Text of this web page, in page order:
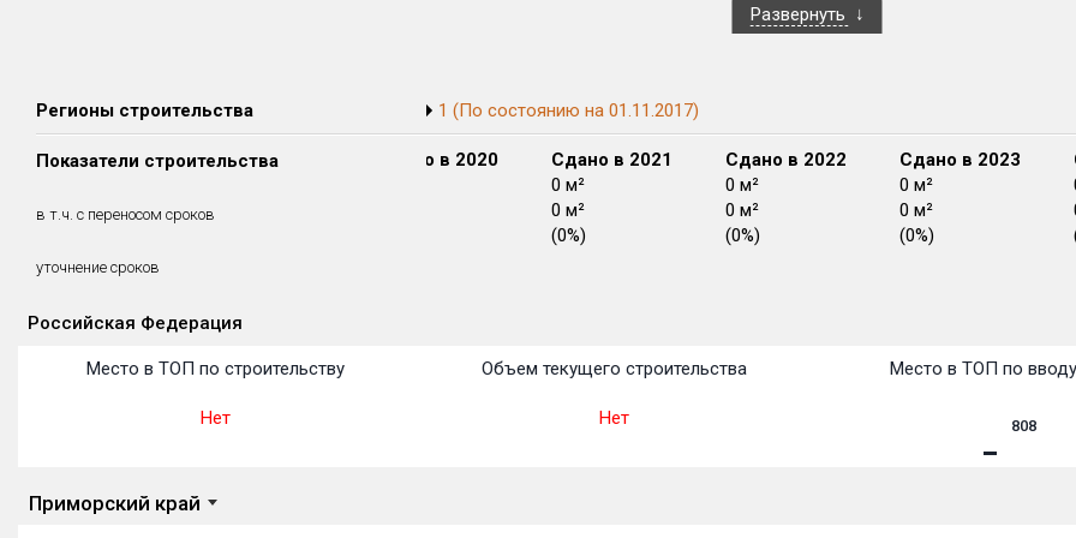
Развернуть
Регионы строительства 1 (По состоянию на 01.11.2017)
Показатели строительства
в т.ч. с переносом сроков
уточнение сроков
Сдано в 2018
0 м²
Сдано в 2019
0 м²
Сдано в 2020
Сдано в 2021
0 м²
0 м²
(0%)
Сдано в 2022
0 м²
0 м²
(0%)
Сдано в 2023
0 м²
0 м²
(0%)
Российская Федерация
Место в ТОП по строительству
Нет
Объем текущего строительства
Нет
Место в ТОП по
808
Приморский край